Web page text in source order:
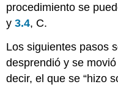
procedimiento se
y3.4, C.
Los siguientes pasos
desprendió y se
decir, el que se “hizo